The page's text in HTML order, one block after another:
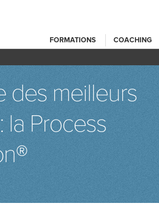
FORMATIONS COACHING
des meilleurs
la Process